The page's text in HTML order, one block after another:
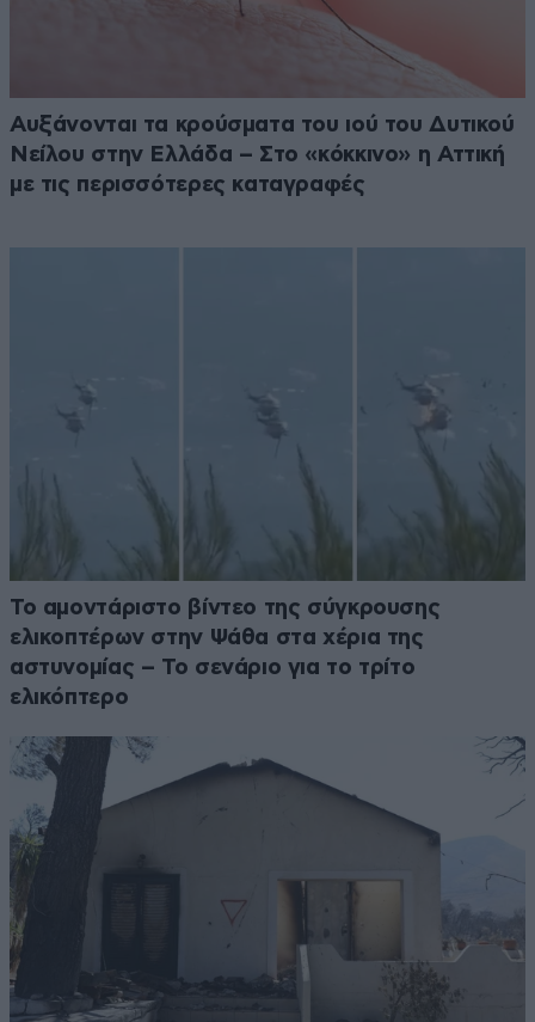
Αυξάνονται τα κρούσματα του ιού του Δυτικού
Νείλου στην Ελλάδα – Στο «κόκκινο» η Αττική
με τις περισσότερες καταγραφές
Το αμοντάριστο βίντεο της σύγκρουσης
ελικοπτέρων στην Ψάθα στα χέρια της
αστυνομίας – Το σενάριο για το τρίτο
ελικόπτερο